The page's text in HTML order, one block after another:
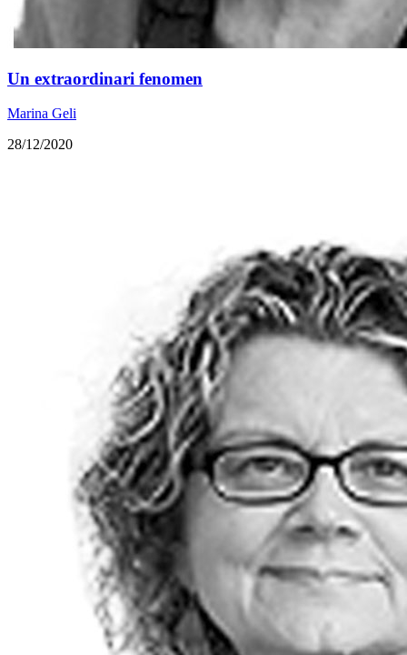
Un extraordinari fenomen
Marina Geli
28/12/2020